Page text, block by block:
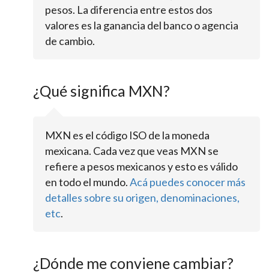
pesos. La diferencia entre estos dos
valores es la ganancia del banco o agencia
de cambio.
¿Qué significa MXN?
MXN es el código ISO de la moneda
mexicana. Cada vez que veas MXN se
refiere a pesos mexicanos y esto es válido
en todo el mundo.Acá puedes conocer más
detalles sobre su origen, denominaciones,
etc.
¿Dónde me conviene cambiar?